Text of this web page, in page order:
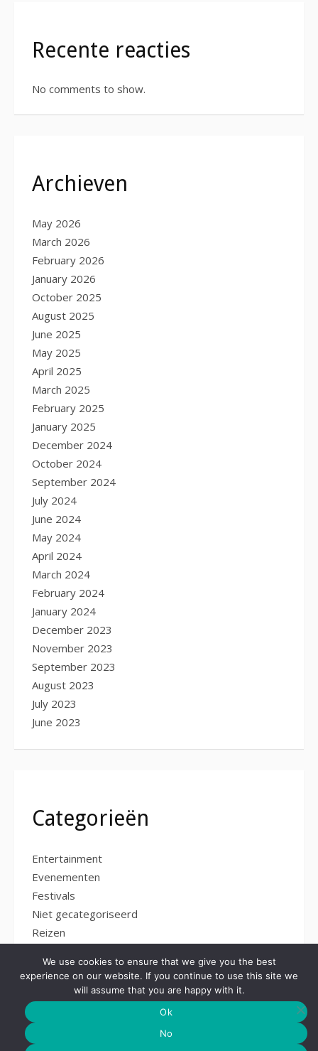
Recente reacties
No comments to show.
Archieven
May 2026
March 2026
February 2026
January 2026
October 2025
August 2025
June 2025
May 2025
April 2025
March 2025
February 2025
January 2025
December 2024
October 2024
September 2024
July 2024
June 2024
May 2024
April 2024
March 2024
February 2024
January 2024
December 2023
November 2023
September 2023
August 2023
July 2023
June 2023
Categorieën
Entertainment
Evenementen
Festivals
Niet gecategoriseerd
Reizen
Copyright © 2026 goodevents.eu. All Rights Reserved.
We use cookies to ensure that we give you the best
experience on our website. If you continue to use this site we
will assume that you are happy with it.
Ok
No